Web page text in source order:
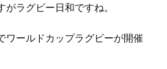
ラグビー日和ですね。
ワールドカップラグビーが開催